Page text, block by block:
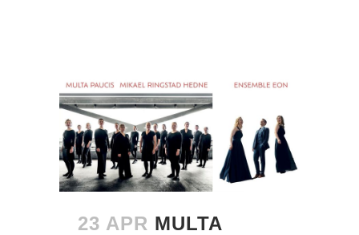
23 APR MULTA